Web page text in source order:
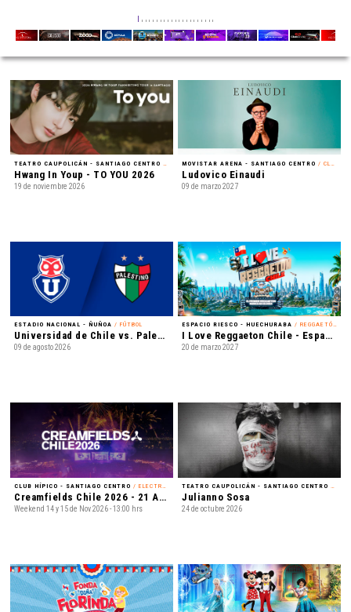
TEATRO CAUPOLICÁN - SANTIAGO CENTRO
Hwang In Youp - TO YOU 2026
19 de noviembre 2026
MOVISTAR ARENA - SANTIAGO CENTRO / CLÁSICA
Ludovico Einaudi
09 de marzo 2027
ESTADIO NACIONAL - ÑUÑOA / FÚTBOL
Universidad de Chile vs. Palestino - Liga de Primera Mercado Libre - Fecha 18
09 de agosto 2026
ESPACIO RIESCO - HUECHURABA / REGGAETÓN
I Love Reggaeton Chile - Espacio Riesco 2027
20 de marzo 2027
CLUB HÍPICO - SANTIAGO CENTRO / ELECTRÓNICA
Creamfields Chile 2026 - 21 Años
Weekend 14 y 15 de Nov 2026 - 13:00 hrs
TEATRO CAUPOLICÁN - SANTIAGO CENTRO
Julianno Sosa
24 de octubre 2026